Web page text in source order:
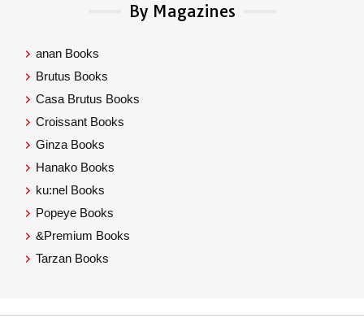
By Magazines
anan Books
Brutus Books
Casa Brutus Books
Croissant Books
Ginza Books
Hanako Books
ku:nel Books
Popeye Books
&Premium Books
Tarzan Books